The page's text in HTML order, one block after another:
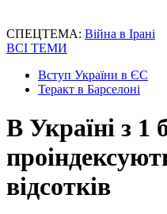
СПЕЦТЕМА: Війна в Ірані
ВСІ ТЕМИ
Вступ України в ЄС
Теракт в Барселоні
В Україні з 1
відсотків